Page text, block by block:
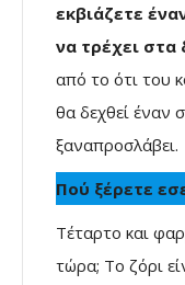
εκβιάζετε
να τρέχει στα
από το ότι του
θα δεχθεί έναν
ξαναπροσλάβει.
Πού ξέρετε
Τέταρτο και
τώρα; Το ζόρι